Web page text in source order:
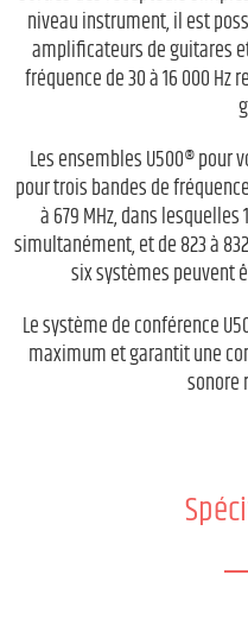
niveau instrument, il est
amplificateurs de guitares
fréquence de 30 à 16 000
Les ensembles U500®
pour trois bandes de
à 679 MHz, dans
simultanément, et de 823 à
six systèmes peuvent
Le système de conférence
maximum et garantit une
sonore